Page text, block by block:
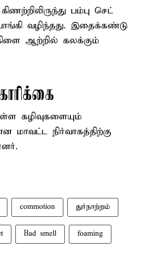
பம்பு செட்
வழிந்தது. இதைக்கண்டு
ஆற்றில் கலக்கும்
கழிவுகளையும்
நிர்வாகத்திற்கு
commotion துர்நாற்றம்
Bad smell foaming